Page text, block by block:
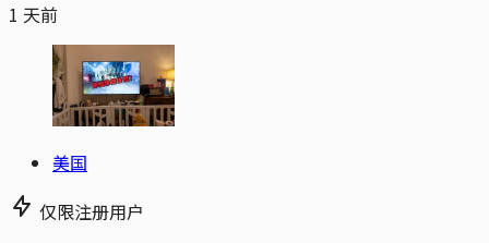
1 天前
美国
仅限注册用户